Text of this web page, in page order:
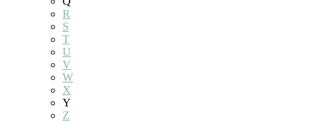
R
S
T
U
V
W
X
Y
Z